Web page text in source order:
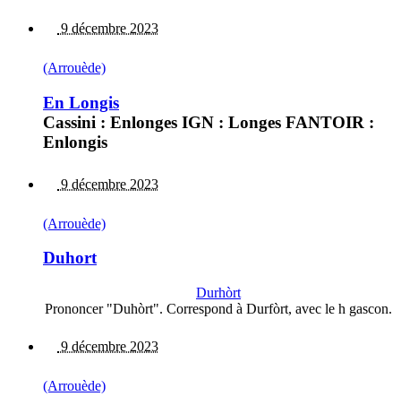
9 décembre 2023
(Arrouède)
En Longis
Cassini : Enlonges IGN : Longes FANTOIR :
Enlongis
9 décembre 2023
(Arrouède)
Duhort
Durhòrt
Prononcer "Duhòrt". Correspond à Durfòrt, avec le h gascon.
9 décembre 2023
(Arrouède)